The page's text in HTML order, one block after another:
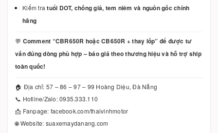
Kiểm tratuổi DOT, chống giả, tem niêm và nguồn gốc chính
hãng
💬 Comment “CBR650R hoặc CB650R + thay lốp” để được tư
vấn đúng dòng phù hợp – báo giá theo thương hiệu và hỗ trợ ship
toàn quốc!
🏠 Địa chỉ: 57 – 86 – 97 – 99 Hoàng Diệu, Đà Nẵng
📞 Hotline/Zalo: 0935.333.110
📩 Fanpage: facebook.com/thaivinhmotor
🌐 Website: suaxemaydanang.com